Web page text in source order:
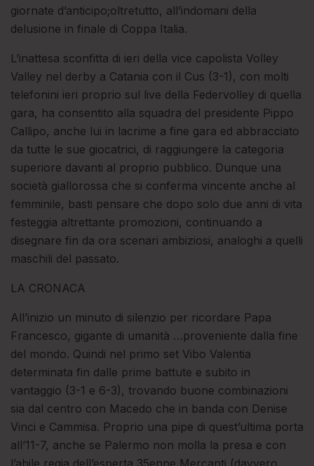
giornate d’anticipo;oltretutto, all’indomani della
delusione in finale di Coppa Italia.
L’inattesa sconfitta di ieri della vice capolista Volley
Valley nel derby a Catania con il Cus (3-1), con molti
telefonini ieri proprio sul live della Federvolley di quella
gara, ha consentito alla squadra del presidente Pippo
Callipo, anche lui in lacrime a fine gara ed abbracciato
da tutte le sue giocatrici, di raggiungere la categoria
superiore davanti al proprio pubblico. Dunque una
società giallorossa che si conferma vincente anche al
femminile, basti pensare che dopo solo due anni di vita
festeggia altrettante promozioni, continuando a
disegnare fin da ora scenari ambiziosi, analoghi a quelli
maschili del passato.
LA CRONACA
All’inizio un minuto di silenzio per ricordare Papa
Francesco, gigante di umanità …proveniente dalla fine
del mondo. Quindi nel primo set Vibo Valentia
determinata fin dalle prime battute e subito in
vantaggio (3-1 e 6-3), trovando buone combinazioni
sia dal centro con Macedo che in banda con Denise
Vinci e Cammisa. Proprio una pipe di quest’ultima porta
all’11-7, anche se Palermo non molla la presa e con
l’abile regia dell’esperta 35enne Mercanti (davvero